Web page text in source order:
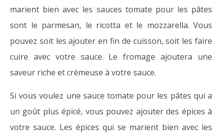
marient bien avec les sauces tomate pour les pâtes
sont le parmesan, le ricotta et le mozzarella. Vous
pouvez soit les ajouter en fin de cuisson, soit les faire
cuire avec votre sauce. Le fromage ajoutera une
saveur riche et crémeuse à votre sauce.
Si vous voulez une sauce tomate pour les pâtes qui a
un goût plus épicé, vous pouvez ajouter des épices à
votre sauce. Les épices qui se marient bien avec les